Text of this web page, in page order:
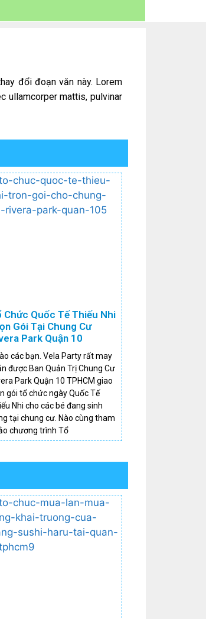
đổi đoạn văn này. Lorem
ullamcorper mattis, pulvinar
Chức Quốc Tế Thiếu Nhi
Gói Tại Chung Cư
Park Quận 10
các bạn. Vela Party rất may
được Ban Quản Trị Chung Cư
Park Quận 10 TPHCM giao
gói tổ chức ngày Quốc Tế
Nhi cho các bé đang sinh
tại chung cư. Nào cùng tham
chương trình Tổ